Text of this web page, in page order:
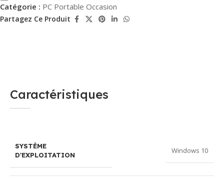
Catégorie : PC Portable Occasion
Partagez Ce Produit
Caractéristiques
SYSTÈME
D'EXPLOITATION
Windows 10